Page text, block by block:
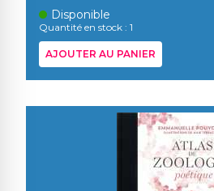
Disponible
Quantité en stock : 1
AJOUTER AU PANIER